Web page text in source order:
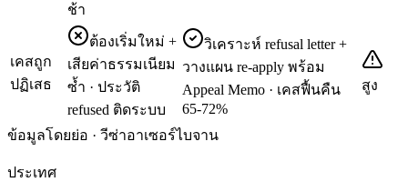
ช้า
เคสถูก
ปฏิเสธ
ต้องเริ่มใหม่ +
เสียค่าธรรมเนียม
ซ้ำ · ประวัติ
refused ติดระบบ
วิเคราะห์ refusal letter +
วางแผน re-apply พร้อม
Appeal Memo · เคสฟื้นคืน
65-72%
สูง
ข้อมูลโดยย่อ · วีซ่าอาเซอร์ไบจาน
ประเทศ